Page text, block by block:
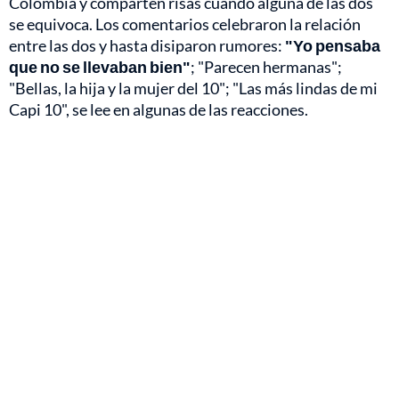
se equivoca. Los comentarios celebraron la relación
entre las dos y hasta disiparon rumores: "Yo pensaba
que no se llevaban bien"; "Parecen hermanas";
"Bellas, la hija y la mujer del 10"; "Las más lindas de mi
Capi 10", se lee en algunas de las reacciones.